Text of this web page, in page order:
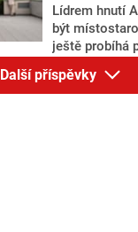
Lídrem hnutí
být
ještě probíhá
Jana
redakci
Benkovič. O
Další příspěvky